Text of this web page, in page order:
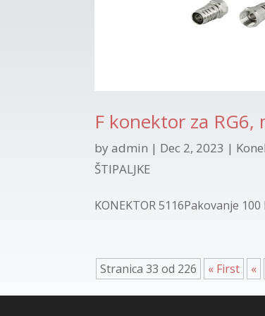
F konektor za
byadmin | Dec 2, 2023 |
ŠTIPALJKE
KONEKTOR 5116Pakovanje
Stranica 33 od 226 « First «